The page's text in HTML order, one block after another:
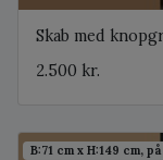
Skab med
2.500 kr.
B:71 cm x H:149 cm,